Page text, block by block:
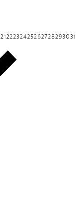
2122232425262728293031